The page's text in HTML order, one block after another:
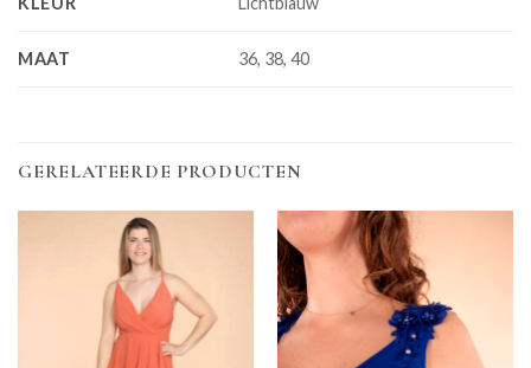
MAAT 36, 38, 40
GERELATEERDE PRODUCTEN